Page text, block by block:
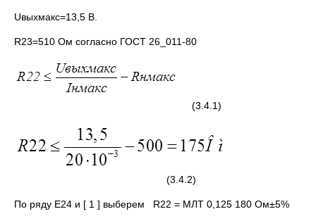
Uвыхмакс=13,5 В.
R23=510 Ом согласно ГОСТ 26_011-80
(3.4.1)
(3.4.2)
По ряду Е24 и [ 1 ] выберем R22 = МЛТ 0,125 180 Ом±5%